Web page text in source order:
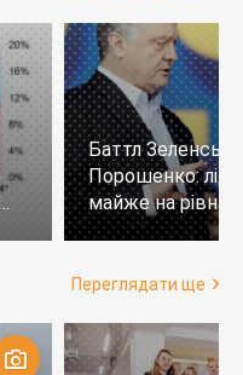
Баттл
Порошенко:
майже на
тих, хто не
Переглядати ще